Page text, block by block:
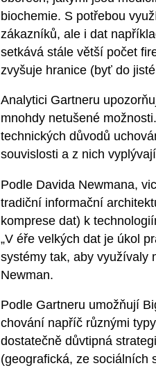
biochemie. S potřebou
zákazníků, ale i dat
setkává stále větší počet
zvyšuje hranice (byť do
Analytici Gartneru
mnohdy netušené
technických důvodů
souvislosti a z nich
Podle Davida Newmana,
tradiční informační
komprese dat) k
„V éře velkých dat je úkol
systémy tak, aby využívaly
Newman.
Podle Gartneru umožňují
chování napříč různými
dostatečně důvtipná
(geografická, ze sociálních